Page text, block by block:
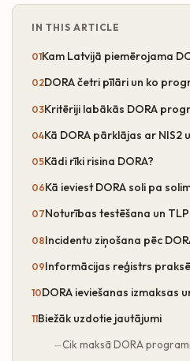
IN THIS ARTICLE
Kam Latvijā piemērojama
DORA četri pīlāri un ko
Kritēriji labākās DORA
Kā DORA pārklājas ar NIS2
Kādi rīki risina DORA?
Kā ieviest DORA soli pa
Noturības testēšana un
Incidentu ziņošana pēc
Informācijas reģistrs praksē
DORA ieviešanas izmaksas
Biežāk uzdotie jautājumi
Cik maksā DORA